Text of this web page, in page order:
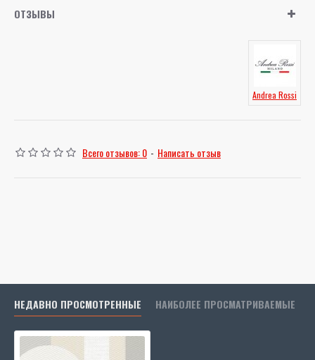
ОТЗЫВЫ
Andrea Rossi
Всего отзывов: 0 - Написать отзыв
НЕДАВНО ПРОСМОТРЕННЫЕ НАИБОЛЕЕ ПРОСМАТРИВАЕМЫЕ